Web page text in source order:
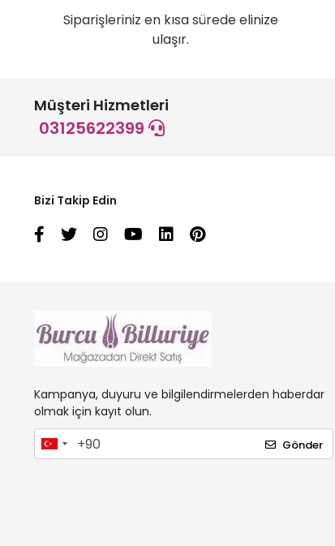
Siparişleriniz en kısa sürede elinize
ulaşır.
Müşteri Hizmetleri
03125622399
Bizi Takip Edin
Kampanya, duyuru ve bilgilendirmelerden haberdar
olmak için kayıt olun.
Gönder